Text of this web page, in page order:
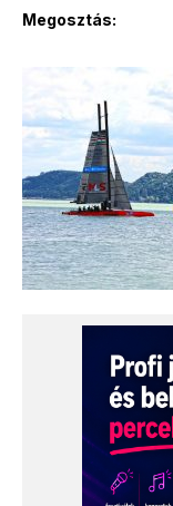
Megosztás: